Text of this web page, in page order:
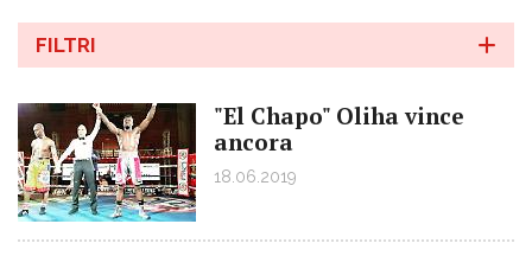
FILTRI
"El Chapo" Oliha vince
ancora
18.06.2019